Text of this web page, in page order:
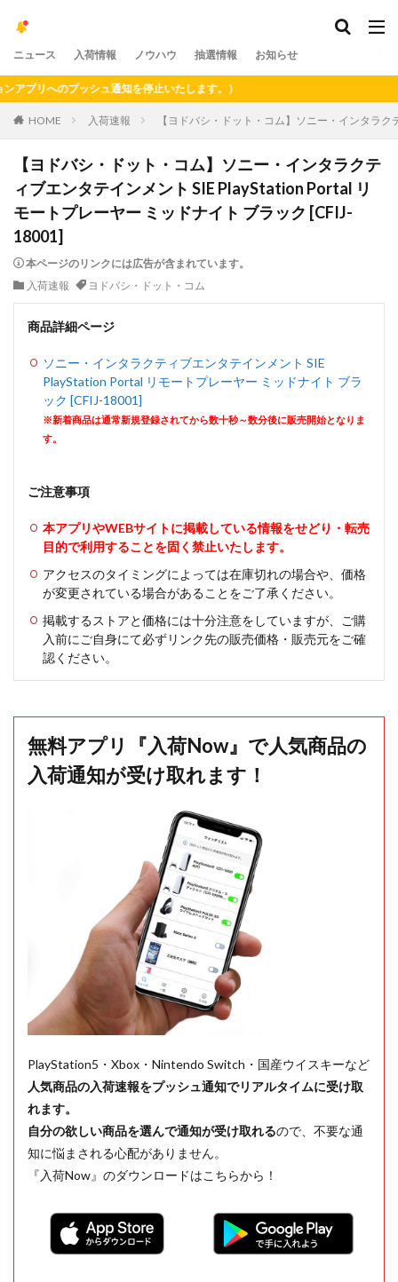
ニュース 入荷情報 ノウハウ 抽選情報 お知らせ
へのプッシュ通知を停止いたします。）
HOME 入荷速報 【ヨドバシ・ドット・コム】ソニー・インタラ
【ヨドバシ・ドット・コム】ソニー・インタラクテ
ィブエンタテインメント SIE PlayStation Portal リ
モートプレーヤー ミッドナイト ブラック [CFIJ-
18001]
本ページのリンクには広告が含まれています。
入荷速報
ヨドバシ・ドット・コム
商品詳細ページ
ソニー・インタラクティブエンタテインメント SIE
PlayStation Portal リモートプレーヤー ミッドナイト ブラ
ック [CFIJ-18001]
※新着商品は通常新規登録されてから数十秒～数分後に販売開始となりま
す。
ご注意事項
本アプリやWEBサイトに掲載している情報をせどり・転売
目的で利用することを固く禁止いたします。
アクセスのタイミングによっては在庫切れの場合や、価格
が変更されている場合があることをご了承ください。
掲載するストアと価格には十分注意をしていますが、ご購
入前にご自身にて必ずリンク先の販売価格・販売元をご確
認ください。
無料アプリ『入荷Now』で人気商品の
入荷通知が受け取れます！
PlayStation5・Xbox・Nintendo Switch・国産ウイスキーなど
人気商品の入荷速報をプッシュ通知でリアルタイムに受け取
れます。
自分の欲しい商品を選んで通知が受け取れるので、不要な通
知に悩まされる心配がありません。
『入荷Now』のダウンロードはこちらから！